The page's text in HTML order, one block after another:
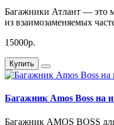
Багажники Атлант — это
из взаимозаменяемых
15000р.
Купить
Багажник Amos Boss на
Багажник AMOS BOSS